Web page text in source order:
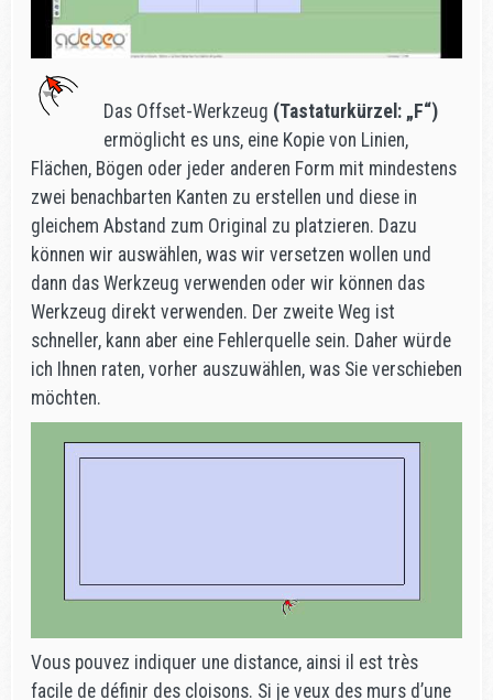
Das Offset-Werkzeug (Tastaturkürzel: „F“)
ermöglicht es uns, eine Kopie von Linien,
Flächen, Bögen oder jeder anderen Form mit mindestens
zwei benachbarten Kanten zu erstellen und diese in
gleichem Abstand zum Original zu platzieren. Dazu
können wir auswählen, was wir versetzen wollen und
dann das Werkzeug verwenden oder wir können das
Werkzeug direkt verwenden. Der zweite Weg ist
schneller, kann aber eine Fehlerquelle sein. Daher würde
ich Ihnen raten, vorher auszuwählen, was Sie verschieben
möchten.
Vous pouvez indiquer une distance, ainsi il est très
facile de définir des cloisons. Si je veux des murs d’une